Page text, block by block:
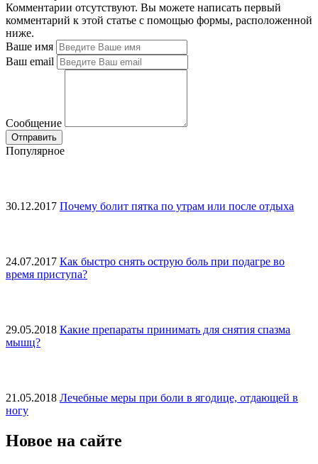
Комментарии отсутствуют. Вы можете написать первый
комментарий к этой статье с помощью формы, расположенной
ниже.
Ваше имя
Ваш email
Сообщение
Популярное
30.12.2017 Почему болит пятка по утрам или после отдыха
24.07.2017 Как быстро снять острую боль при подагре во
время приступа?
29.05.2018 Какие препараты принимать для снятия спазма
мышц?
21.05.2018 Лечебные меры при боли в ягодице, отдающей в
ногу
Новое на сайте